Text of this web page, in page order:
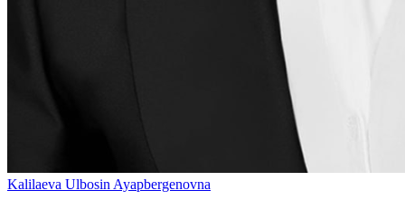
Kalilaeva Ulbosin Ayapbergenovna